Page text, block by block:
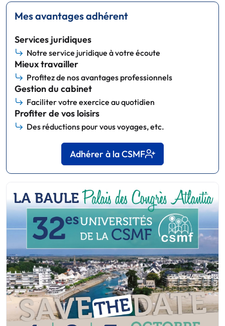
Mes avantages adhérent
Services juridiques
Notre service juridique à votre écoute
Mieux travailler
Profitez de nos avantages professionnels
Gestion du cabinet
Faciliter votre exercice au quotidien
Profiter de vos loisirs
Des réductions pour vous voyages, etc.
Adhérer à la CSMF